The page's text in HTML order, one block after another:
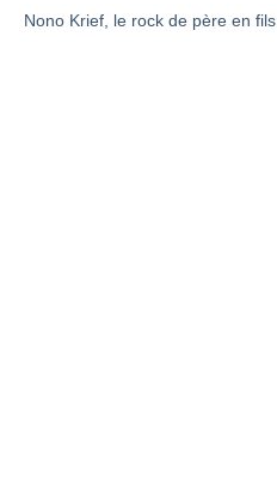
Nono Krief, le rock de père en fils